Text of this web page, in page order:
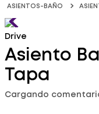
ASIENTOS-BAÑO
Drive
Asiento
Tapa
Cargando